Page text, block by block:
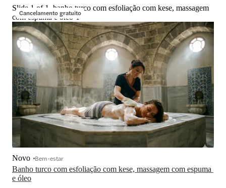
Cancelamento gratuito
Slide 1 of 1, banho turco com esfoliação com kese, massagem
com espuma e óleo-1
Banho turco com esfoliação com kese, massagem com espuma
e óleo
Novo Bem-estar